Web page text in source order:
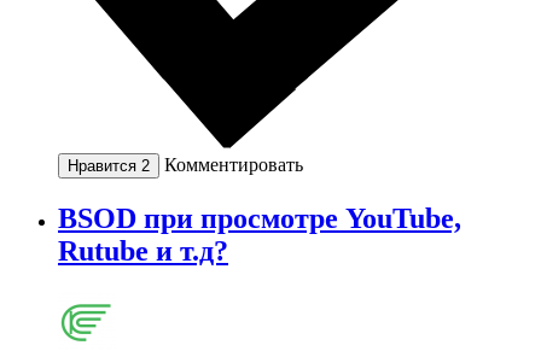
Нравится 2 Комментировать
BSOD при просмотре YouTube,
Rutube и т.д?